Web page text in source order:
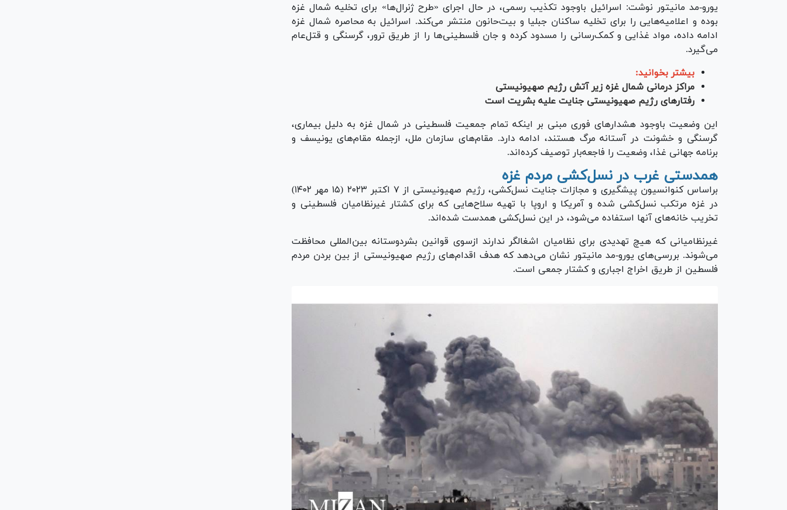
یورو-مد مانیتور نوشت: اسرائیل باوجود تکذیب رسمی، در حال اجرای «طرح ژنرال‌ها» برای تخلیه شمال غزه
بوده و اعلامیه‌هایی را برای تخلیه ساکنان جبلیا و بیت‌حانون منتشر می‌کند. اسرائیل به محاصره شمال غزه
ادامه داده، مواد غذایی و کمک‌رسانی را مسدود کرده و جان فلسطینی‌ها را از طریق ترور، گرسنگی و قتل‌عام
می‌گیرد.
بیشتر بخوانید:
مراکز درمانی شمال غزه زیر آتش رژیم صهیونیستی
رفتار‌های رژیم صهیونیستی جنایت علیه بشریت است
این وضعیت باوجود هشدار‌های فوری مبنی بر اینکه تمام جمعیت فلسطینی در شمال غزه به دلیل بیماری،
گرسنگی و خشونت در آستانه مرگ هستند، ادامه دارد. مقام‌های سازمان ملل، ازجمله مقام‌های یونیسف و
برنامه جهانی غذا، وضعیت را فاجعه‌بار توصیف کرده‌اند.
همدستی غرب در نسل‌کشی مردم غزه
براساس کنوانسیون پیشگیری و مجازات جنایت نسل‌کشی، رژیم صهیونیستی از ۷ اکتبر ۲۰۲۳ (۱۵ مهر ۱۴۰۲)
در غزه مرتکب نسل‌کشی شده و آمریکا و اروپا با تهیه سلاح‌هایی که برای کشتار غیرنظامیان فلسطینی و
تخریب خانه‌های آنها استفاده می‌شود، در این نسل‌کشی همدست شده‌اند.
غیرنظامیانی که هیچ تهدیدی برای نظامیان اشغالگر ندارند ازسوی قوانین بشردوستانه بین‌المللی محافظت
می‌شوند. بررسی‌های یورو-مد مانیتور نشان می‌دهد که هدف اقدام‌های رژیم صهیونیستی از بین بردن مردم
فلسطین از طریق اخراج اجباری و کشتار جمعی است.